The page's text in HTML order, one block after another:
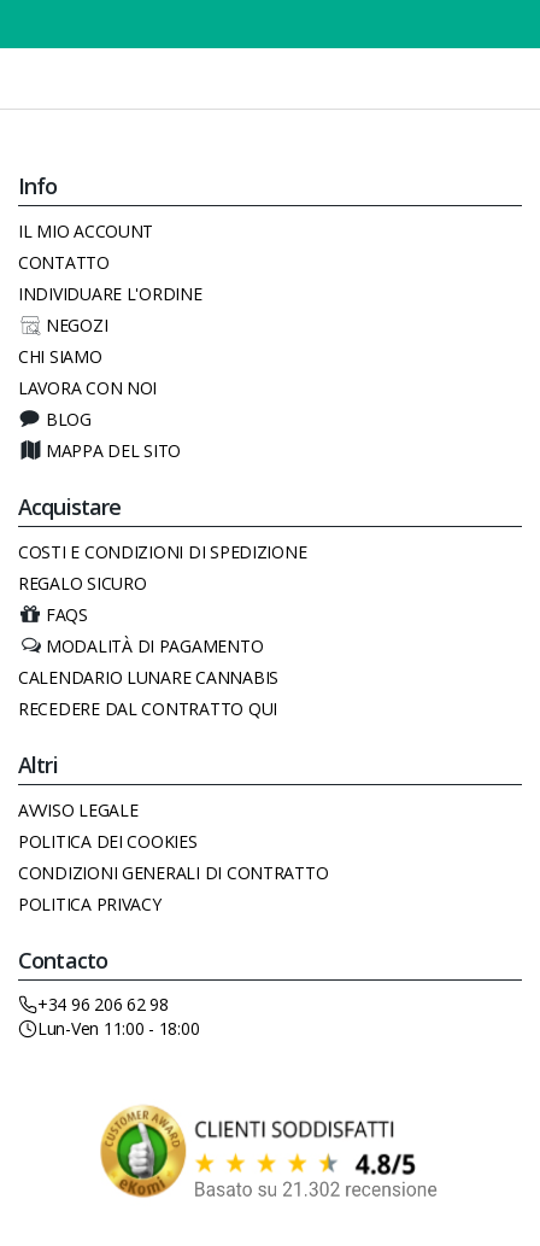
Info
IL MIO ACCOUNT
CONTATTO
INDIVIDUARE L'ORDINE
NEGOZI
CHI SIAMO
LAVORA CON NOI
BLOG
MAPPA DEL SITO
Acquistare
COSTI E CONDIZIONI DI SPEDIZIONE
REGALO SICURO
FAQS
MODALITÀ DI PAGAMENTO
CALENDARIO LUNARE CANNABIS
RECEDERE DAL CONTRATTO QUI
Altri
AVVISO LEGALE
POLITICA DEI COOKIES
CONDIZIONI GENERALI DI CONTRATTO
POLITICA PRIVACY
Contacto
+34 96 206 62 98
Lun-Ven 11:00 - 18:00